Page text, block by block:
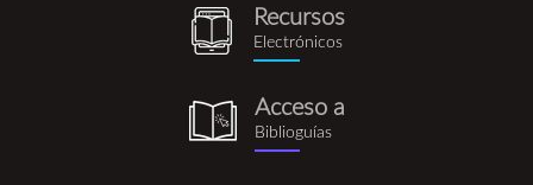
recursos_electronicos.png
Recursos
Electrónicos
biblioguia.png
Acceso a
Biblioguías